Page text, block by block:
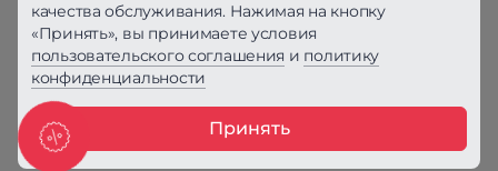
Политика конфиденциальности
Вся информация на сайте, за исключением
офертой, определяемой положениями ст. 437
качества обслуживания. Нажимая на кнопку
«Принять», вы принимаете условия
пользовательского соглашения и политику
конфиденциальности
Принять
Получить скидку